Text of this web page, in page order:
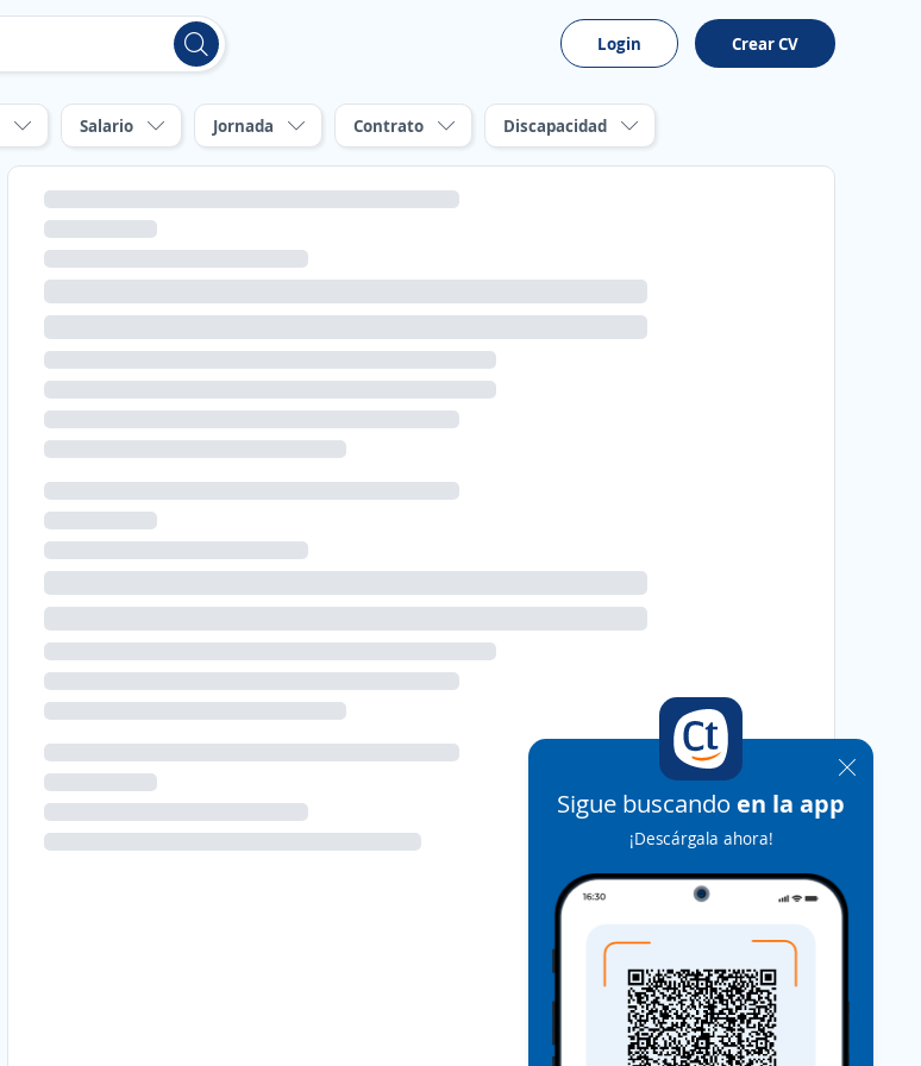
Login Crear CV
Salario Jornada Contrato Discapacidad
Sigue buscando en la app
¡Descárgala ahora!